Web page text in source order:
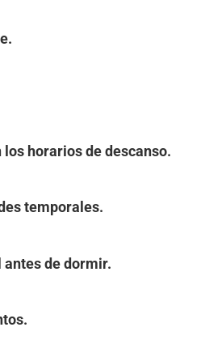
horarios de descanso.
temporales.
antes de dormir.